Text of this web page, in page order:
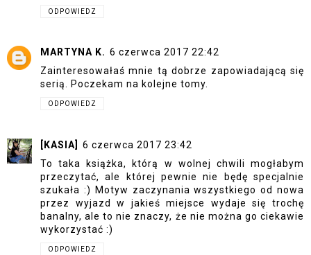
ODPOWIEDZ
MARTYNA K. 6 czerwca 2017 22:42
Zainteresowałaś mnie tą dobrze zapowiadającą się
serią. Poczekam na kolejne tomy.
ODPOWIEDZ
[KASIA]
6 czerwca 2017 23:42
To taka książka, którą w wolnej chwili mogłabym
przeczytać, ale której pewnie nie będę specjalnie
szukała :) Motyw zaczynania wszystkiego od nowa
przez wyjazd w jakieś miejsce wydaje się trochę
banalny, ale to nie znaczy, że nie można go ciekawie
wykorzystać :)
ODPOWIEDZ